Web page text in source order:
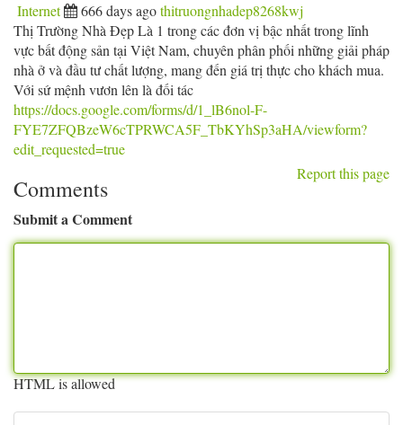
Internet 666 days agothitruongnhadep8268kwj
Thị Trường Nhà Đẹp Là 1 trong các đơn vị bậc nhất trong lĩnh
vực bất động sản tại Việt Nam, chuyên phân phối những giải pháp
nhà ở và đầu tư chất lượng, mang đến giá trị thực cho khách mua.
Với sứ mệnh vươn lên là đối tác
https://docs.google.com/forms/d/1_lB6nol-F-
FYE7ZFQBzeW6cTPRWCA5F_TbKYhSp3aHA/viewform?
edit_requested=true
Report this page
Comments
Submit a Comment
HTML is allowed